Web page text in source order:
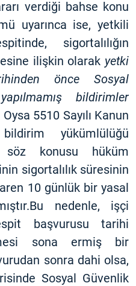
verdiği bahse konu
uyarınca ise, yetkili
sigortalılığın
ilişkin olarak yetki
önce Sosyal
bildirimler
Oysa 5510 Sayılı Kanun
yükümlülüğü
söz konusu hüküm
sigortalılık süresinin
10 günlük bir yasal
nedenle, işçi
başvurusu tarihi
sona ermiş bir
sonra dahi olsa,
Sosyal Güvenlik